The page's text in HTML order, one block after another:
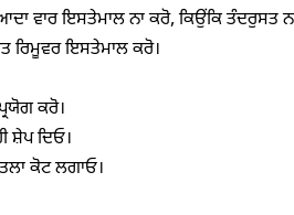
ਵਾਰ ਇਸਤੇਮਾਲ ਨਾ ਕਰੋ, ਕਿਉਂਕਿ ਤੰਦਰੁਸਤ
ਰਿਮੂਵਰ ਇਸਤੇਮਾਲ ਕਰੋ।
ਕਰੋ।
ਸ਼ੇਪ ਦਿਓ।
ਕੋਟ ਲਗਾਓ।